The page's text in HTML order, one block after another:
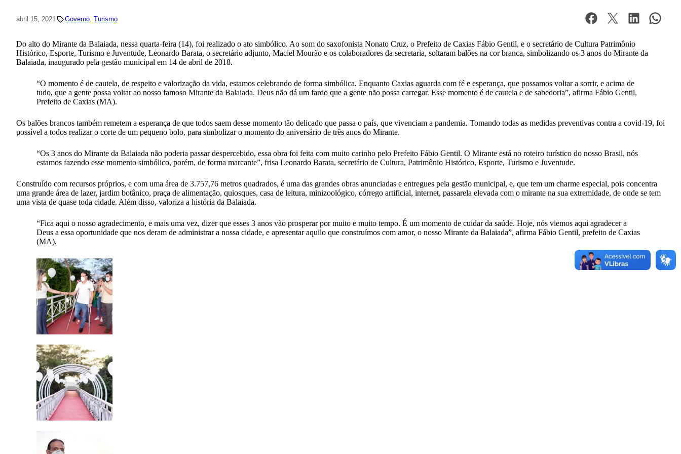
abril 15, 2021 Governo, Turismo
Do alto do Mirante da Balaiada, nessa quarta-feira (14), foi realizado o ato simbólico. Ao som do saxofonista Nonato Cruz, o Prefeito de Caxias Fábio Gentil, e o secretário de Cultura Patrimônio
Histórico, Esporte, Turismo e Juventude, Leonardo Barata, o secretário adjunto, Maciel Mourão e os colaboradores da secretaria, soltaram balões na cor branca, simbolizando os 3 anos do Mirante da
Balaiada, inaugurado pela gestão municipal em 14 de abril de 2018.
“O momento é de cautela, de respeito e valorização da vida, estamos celebrando de forma simbólica. Enquanto Caxias aguarda com fé e esperança, que possamos voltar a sorrir, e acima de
tudo, que a gente possa voltar ao nosso famoso Mirante da Balaiada. Deus não dá um fardo que a gente não possa carregar. Esse momento é de cautela e de sabedoria”, afirma Fábio Gentil,
Prefeito de Caxias (MA).
Os balões brancos também remetem a esperança de que todos saem desse momento tão delicado que passa o país, que vivenciam a pandemia. Tomando todas as medidas preventivas contra a covid-19, foi
possível a todos realizar o corte de um pequeno bolo, para simbolizar o momento do aniversário de três anos do Mirante.
“Os 3 anos do Mirante da Balaiada não poderia passar despercebido, essa obra foi feita com muito carinho pelo Prefeito Fábio Gentil. O Mirante está no roteiro turístico do nosso Brasil, nós
estamos fazendo esse momento simbólico, porém, de forma marcante”, frisa Leonardo Barata, secretário de Cultura, Patrimônio Histórico, Esporte, Turismo e Juventude.
Construído com recursos próprios, e com uma área de 3.757,76 metros quadrados, é uma das grandes obras anunciadas e entregues pela gestão municipal, e, que tem um charme especial, pois concentra
uma grande área de lazer, jardim botânico, praça de alimentação, quiosques, casa de leitura, minizoológico, córrego artificial, internet, passarela elevada com o mirante na sua extremidade, de onde se tem
uma vista de quase toda cidade. Além disso, valoriza a história da Balaiada.
“Fica aqui o nosso agradecimento, e mais uma vez, dizer que esses 3 anos vão prosperar por muito e muito tempo. É um momento de cuidar da saúde. Hoje, nós viemos aqui agradecer a
Deus a essa oportunidade que nos deram de administrar a nossa cidade, e apresentar aquilo que construímos com amor, o nosso Mirante da Balaiada”, afirma Fábio Gentil, prefeito de Caxias
(MA).